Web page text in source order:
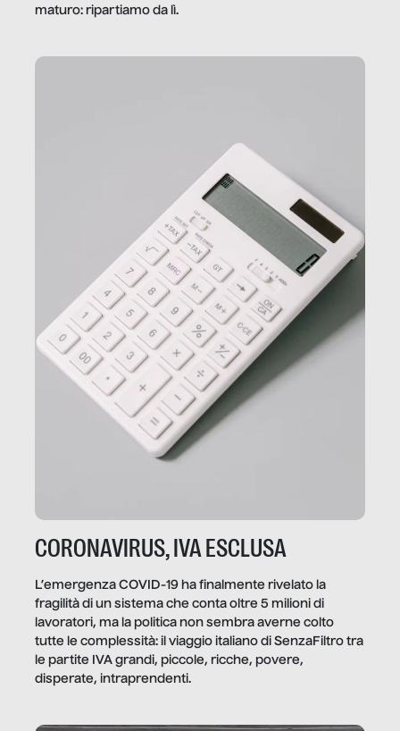
maturo: ripartiamo da lì.
CORONAVIRUS, IVA ESCLUSA
L’emergenza COVID-19 ha finalmente rivelato la
fragilità di un sistema che conta oltre 5 milioni di
lavoratori, ma la politica non sembra averne colto
tutte le complessità: il viaggio italiano di SenzaFiltro tra
le partite IVA grandi, piccole, ricche, povere,
disperate, intraprendenti.